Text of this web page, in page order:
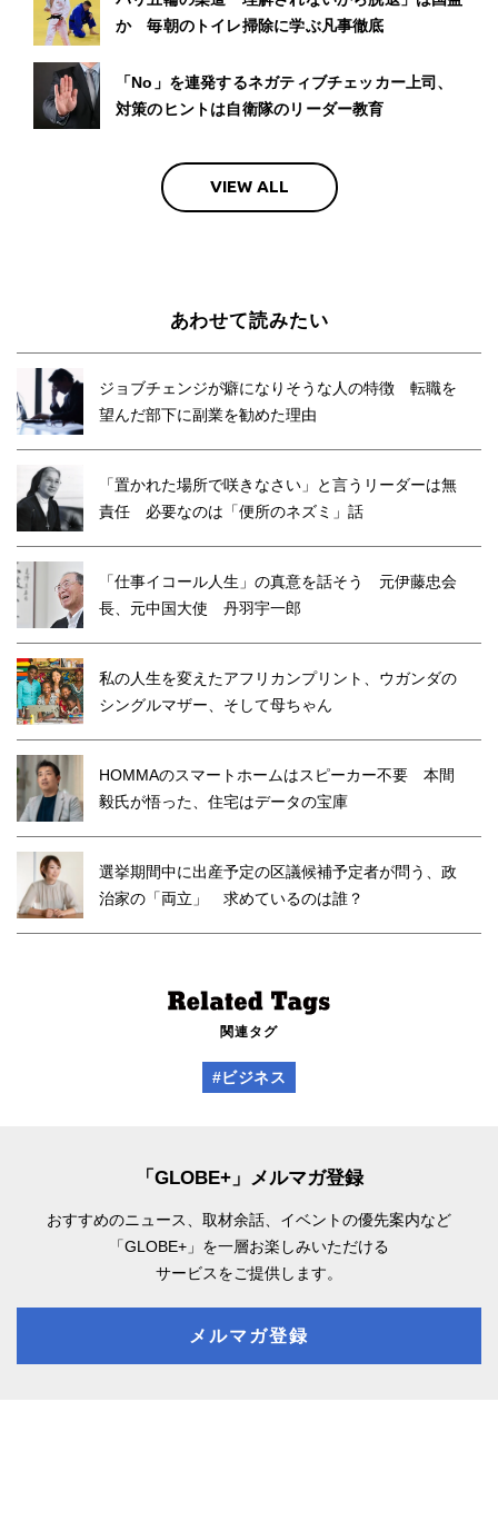
か 毎朝のトイレ掃除に学ぶ凡事徹底
「No」を連発するネガティブチェッカー上司、
対策のヒントは自衛隊のリーダー教育
VIEW ALL
あわせて読みたい
ジョブチェンジが癖になりそうな人の特徴 転職を
望んだ部下に副業を勧めた理由
「置かれた場所で咲きなさい」と言うリーダーは無
責任 必要なのは「便所のネズミ」話
「仕事イコール人生」の真意を話そう 元伊藤忠会
長、元中国大使 丹羽宇一郎
私の人生を変えたアフリカンプリント、ウガンダの
シングルマザー、そして母ちゃん
HOMMAのスマートホームはスピーカー不要 本間
毅氏が悟った、住宅はデータの宝庫
選挙期間中に出産予定の区議候補予定者が問う、政
治家の「両立」 求めているのは誰？
関連タグ
#ビジネス
「GLOBE+」メルマガ登録
おすすめのニュース、取材余話、 イベントの優先案内など
「GLOBE+」を一層お楽しみいただける
サービスをご提供します。
メルマガ登録